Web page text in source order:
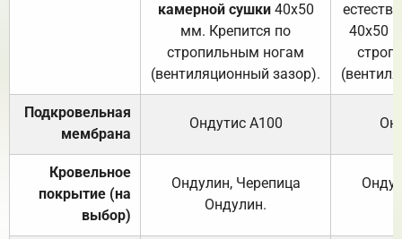
камерной сушки40х50
мм. Крепится по
стропильным ногам
(вентиляционный зазор).
40х50
Подкровельная
мембрана
Ондутис А100
Кровельное
покрытие (на
выбор)
Ондулин, Черепица
Ондулин.